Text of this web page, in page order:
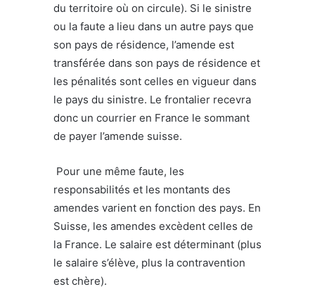
du territoire où on circule). Si le sinistre
ou la faute a lieu dans un autre pays que
son pays de résidence, l’amende est
transférée dans son pays de résidence et
les pénalités sont celles en vigueur dans
le pays du sinistre. Le frontalier recevra
donc un courrier en France le sommant
de payer l’amende suisse.
Pour une même faute, les
responsabilités et les montants des
amendes varient en fonction des pays. En
Suisse, les amendes excèdent celles de
la France. Le salaire est déterminant (plus
le salaire s’élève, plus la contravention
est chère).